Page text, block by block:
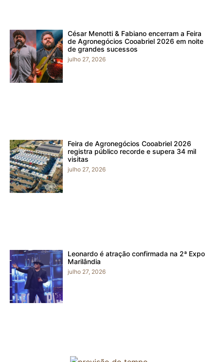
César Menotti & Fabiano encerram a Feira
de Agronegócios Cooabriel 2026 em noite
de grandes sucessos
julho 27, 2026
Feira de Agronegócios Cooabriel 2026
registra público recorde e supera 34 mil
visitas
julho 27, 2026
Leonardo é atração confirmada na 2ª Expo
Marilândia
julho 27, 2026